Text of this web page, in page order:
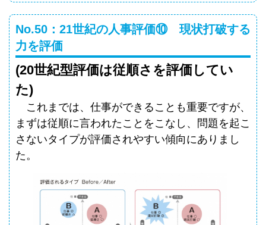
No.50：21世紀の人事評価⑩ 現状打破する
力を評価
(20世紀型評価は従順さを評価してい
た)
これまでは、仕事ができることも重要ですが、
まずは従順に言われたことをこなし、問題を起こ
さないタイプが評価されやすい傾向にありまし
た。